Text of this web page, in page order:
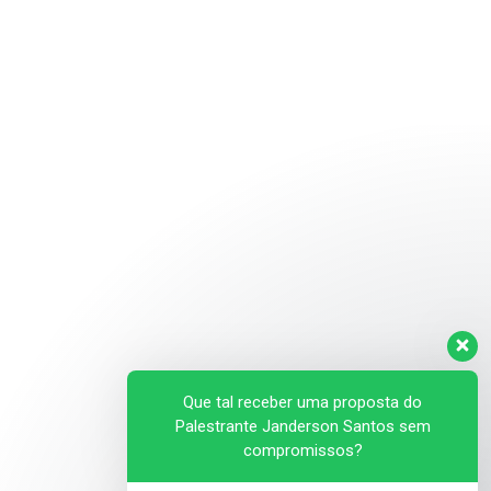
Que tal receber uma proposta do
Palestrante Janderson Santos sem
compromissos?